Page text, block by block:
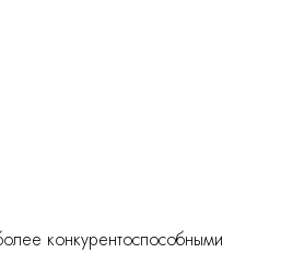
конкурентоспособными